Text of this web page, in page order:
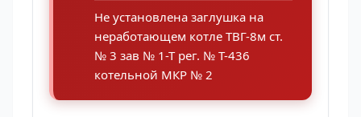
Не установлена заглушка на
неработающем котле ТВГ-8м ст.
№ 3 зав № 1-Т рег. № Т-436
котельной МКР № 2